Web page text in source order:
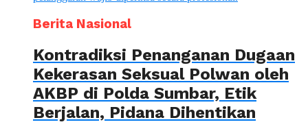
Berita Nasional
Kontradiksi Penanganan Dugaan
Kekerasan Seksual Polwan oleh
AKBP di Polda Sumbar, Etik
Berjalan, Pidana Dihentikan